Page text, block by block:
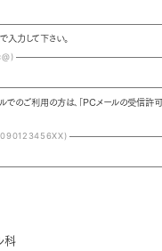
入力して下さい。
のご利用の方は､｢PCメールの受信許可
科